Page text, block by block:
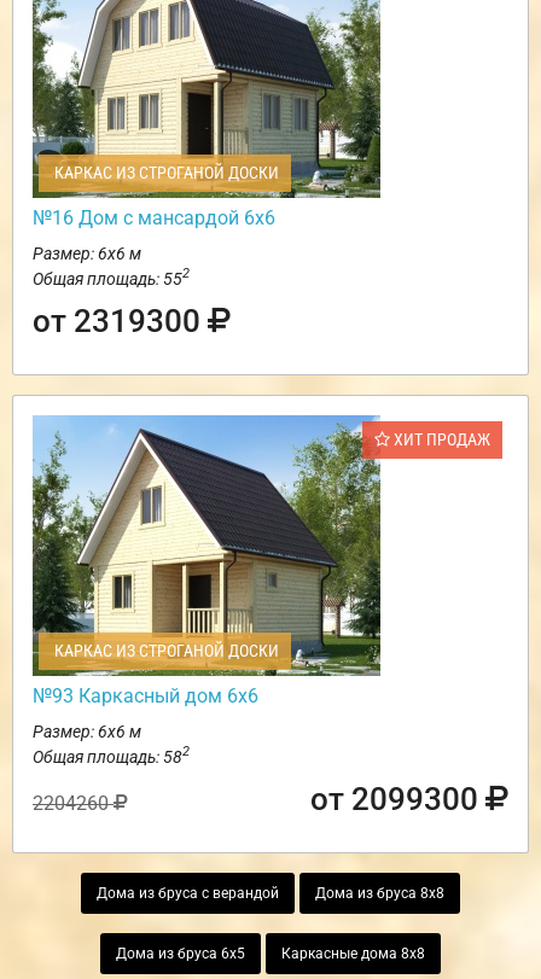
КАРКАС ИЗ СТРОГАНОЙ ДОСКИ
№16 Дом с мансардой 6х6
Размер: 6х6 м
Общая площадь: 552
от 2319300
ХИТ ПРОДАЖ
КАРКАС ИЗ СТРОГАНОЙ ДОСКИ
№93 Каркасный дом 6х6
Размер: 6х6 м
Общая площадь: 582
2204260 от 2099300
Дома из бруса с верандой Дома из бруса 8х8
Дома из бруса 6х5 Каркасные дома 8х8